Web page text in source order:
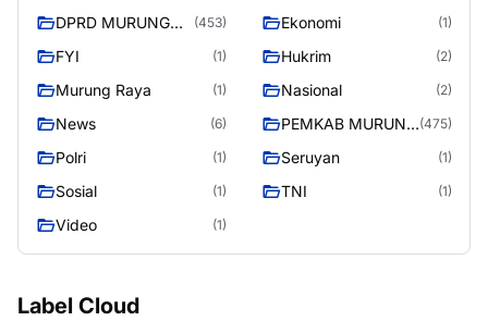
DPRD MURUNG
(453) Ekonomi (1)
FYI (1) Hukrim (2)
Murung Raya (1) Nasional (2)
News (6)
PEMKAB MURUNG (475)
Polri (1) Seruyan (1)
Sosial (1) TNI (1)
Video (1)
Label Cloud